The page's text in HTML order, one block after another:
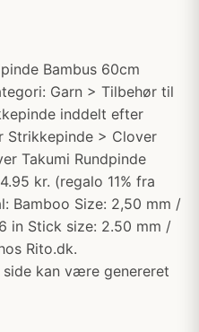
Bambus 60cm
Garn > Tilbehør til
inddelt efter
> Clover
Takumi Rundpinde
kr. (regalo 11% fra
Bamboo Size: 2,50 mm /
in Stick size: 2.50 mm /
Rito.dk.
kan være genereret